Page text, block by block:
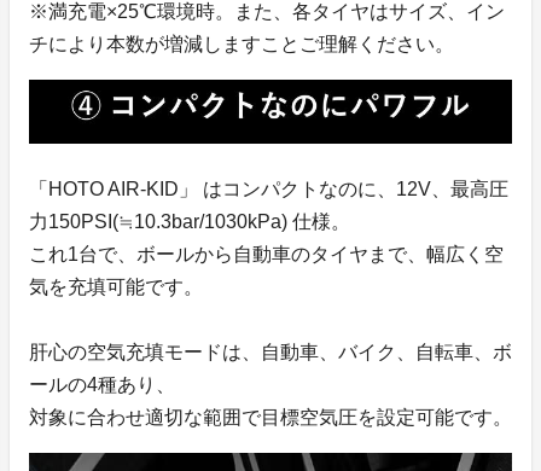
※満充電×25℃環境時。また、各タイヤはサイズ、イン
チにより本数が増減しますことご理解ください。
「HOTO AIR-KID」 はコンパクトなのに、12V、最高圧
力150PSI(≒10.3bar/1030kPa) 仕様。
これ1台で、ボールから自動車のタイヤまで、幅広く空
気を充填可能です。
肝心の空気充填モードは、自動車、バイク、自転車、ボ
ールの4種あり、
対象に合わせ適切な範囲で目標空気圧を設定可能です。